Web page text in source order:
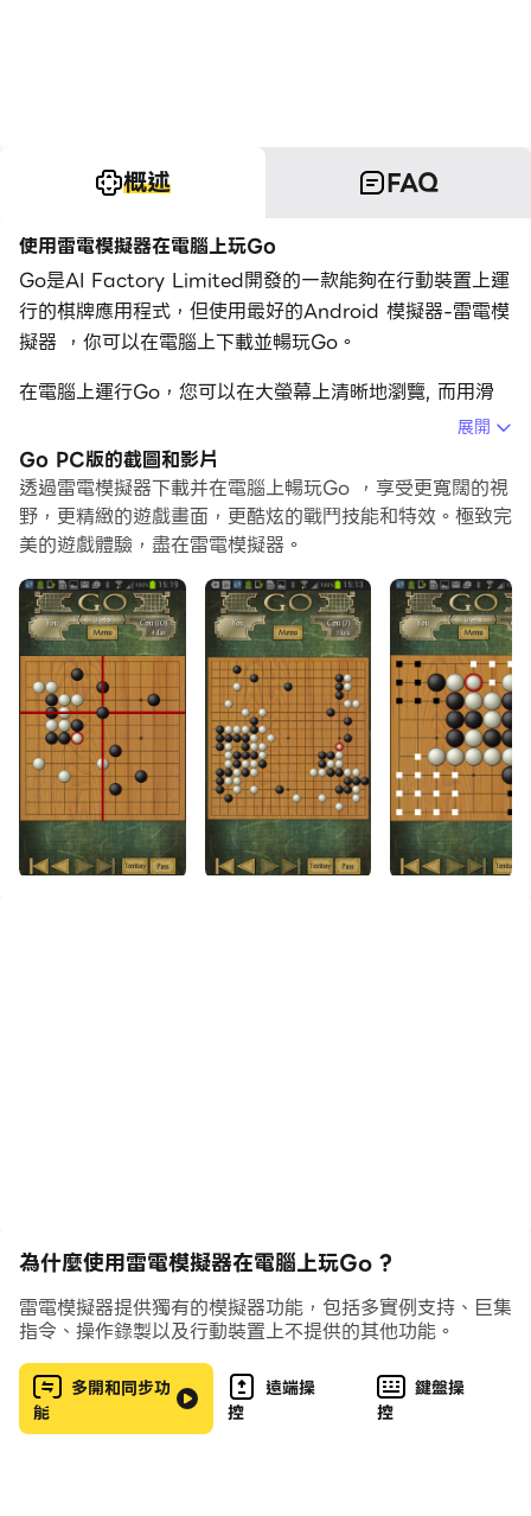
概述 FAQ
使用雷電模擬器在電腦上玩Go
Go是AI Factory Limited開發的一款能夠在行動裝置上運
行的棋牌應用程式，但使用最好的Android 模擬器-雷電模
擬器 ，你可以在電腦上下載並暢玩Go。
在電腦上運行Go，您可以在大螢幕上清晰地瀏覽, 而用滑
鼠和鍵盤操控應用程式比用觸摸屏鍵盤要快得多，同時你將
永遠不必擔心設備的電量問題。
通過多開和同步功能，你甚至可以在PC上運行多個應用程
式和帳戶。
而文件互傳功能讓分享圖像、影片和文件也變得非常容易。
下載Go並在PC上運行。享受PC端的大螢幕和高畫質畫質
吧!
★ Top Developer (awarded 2011, 2012, 2013 and
2015) ★
Google Play's strongest Go/Baduk program! To
coincide with the AlphaGo - Sedol match, AI
Factory has released a substantially updated
product. This new version has been 3 years in
allow you to learn and master this game!
- Full 9x9, 13x13 games (19x19 limited to 180
moves. Paid version allows whole game)
- 10 Difficulty levels from 18 Kyu to 3 Dan
- Aya Go Engine (International Gold Medallist)
展開
Go PC版的截圖和影片
透過雷電模擬器下載并在電腦上暢玩Go ，享受更寬闊的視
野，更精緻的遊戲畫面，更酷炫的戰鬥技能和特效。極致完
美的遊戲體驗，盡在雷電模擬器。
為什麼使用雷電模擬器在電腦上玩Go ?
雷電模擬器提供獨有的模擬器功能，包括多實例支持、巨集
指令、操作錄製以及行動裝置上不提供的其他功能。
多開和同步功
能
遠端操
控
鍵盤操
控